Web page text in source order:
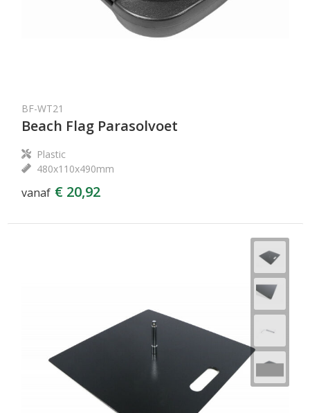
BF-WT21
Beach Flag Parasolvoet
Plastic
480x110x490mm
vanaf € 20,92